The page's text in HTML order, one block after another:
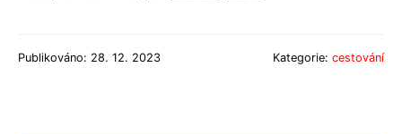
Publikováno: 28. 12. 2023 Kategorie: cestování